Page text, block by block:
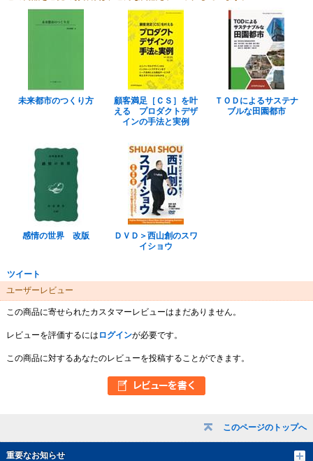
このページのトップへ
重要なお知らせ
未来都市のつくり方
顧客満足［ＣＳ］を叶
える プロダクトデザ
インの手法と実例
ＴＯＤによるサステナ
ブルな田園都市
感情の世界 改版
ＤＶＤ＞西山創のスワ
イショウ
ツイート
ユーザーレビュー
この商品に寄せられたカスタマーレビューはまだありません。
レビューを評価するには ログインが必要です。
この商品に対するあなたのレビューを投稿することができます。